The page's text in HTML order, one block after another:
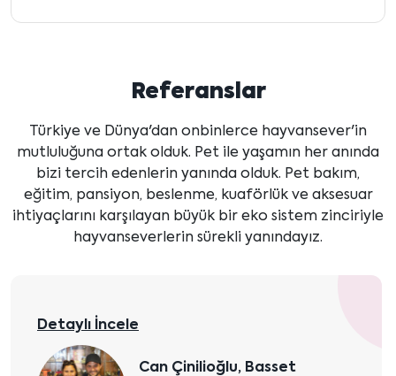
Referanslar
Türkiye ve Dünya'dan onbinlerce hayvansever'in
mutluluğuna ortak olduk. Pet ile yaşamın her anında
bizi tercih edenlerin yanında olduk. Pet bakım,
eğitim, pansiyon, beslenme, kuaförlük ve aksesuar
ihtiyaçlarını karşılayan büyük bir eko sistem zinciriyle
hayvanseverlerin sürekli yanındayız.
Detaylı İncele
Can Çinilioğlu, Basset